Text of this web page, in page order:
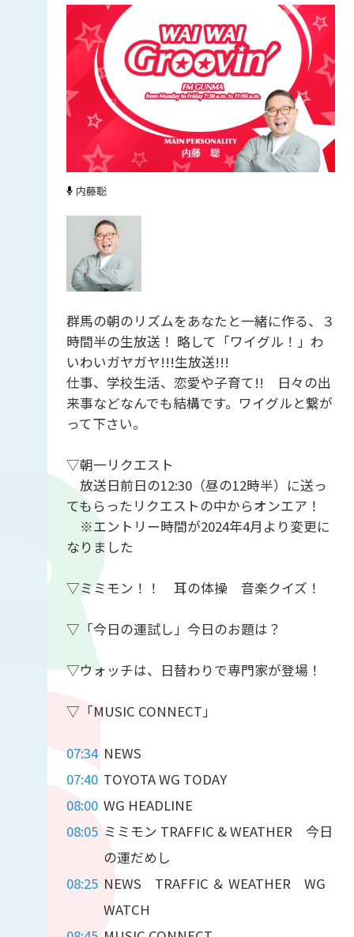
内藤聡
群馬の朝のリズムをあなたと一緒に作る、３
時間半の生放送！ 略して「ワイグル！」わ
いわいガヤガヤ!!!生放送!!!
仕事、学校生活、恋愛や子育て!! 日々の出
来事などなんでも結構です。ワイグルと繋が
って下さい。
▽朝一リクエスト
放送日前日の12:30（昼の12時半）に送っ
てもらったリクエストの中からオンエア！
※エントリー時間が2024年4月より変更に
なりました
▽ミミモン！！ 耳の体操 音楽クイズ！
▽「今日の運試し」今日のお題は？
▽ウォッチは、日替わりで専門家が登場！
▽「MUSIC CONNECT」
07:34 NEWS
07:40 TOYOTA WG TODAY
08:00 WG HEADLINE
08:05 ミミモン TRAFFIC & WEATHER 今日
の運だめし
08:25 NEWS TRAFFIC ＆ WEATHER WG
WATCH